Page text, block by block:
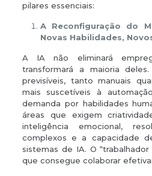
pilares essenciais:
A Reconfiguração do
Novas Habilidades,
A IA não eliminará
transformará a maioria
previsíveis, tanto manuais
mais suscetíveis à
demanda por habilidades
áreas que exigem
inteligência emocional,
complexos e a capacidade
sistemas de IA. O
que consegue colaborar